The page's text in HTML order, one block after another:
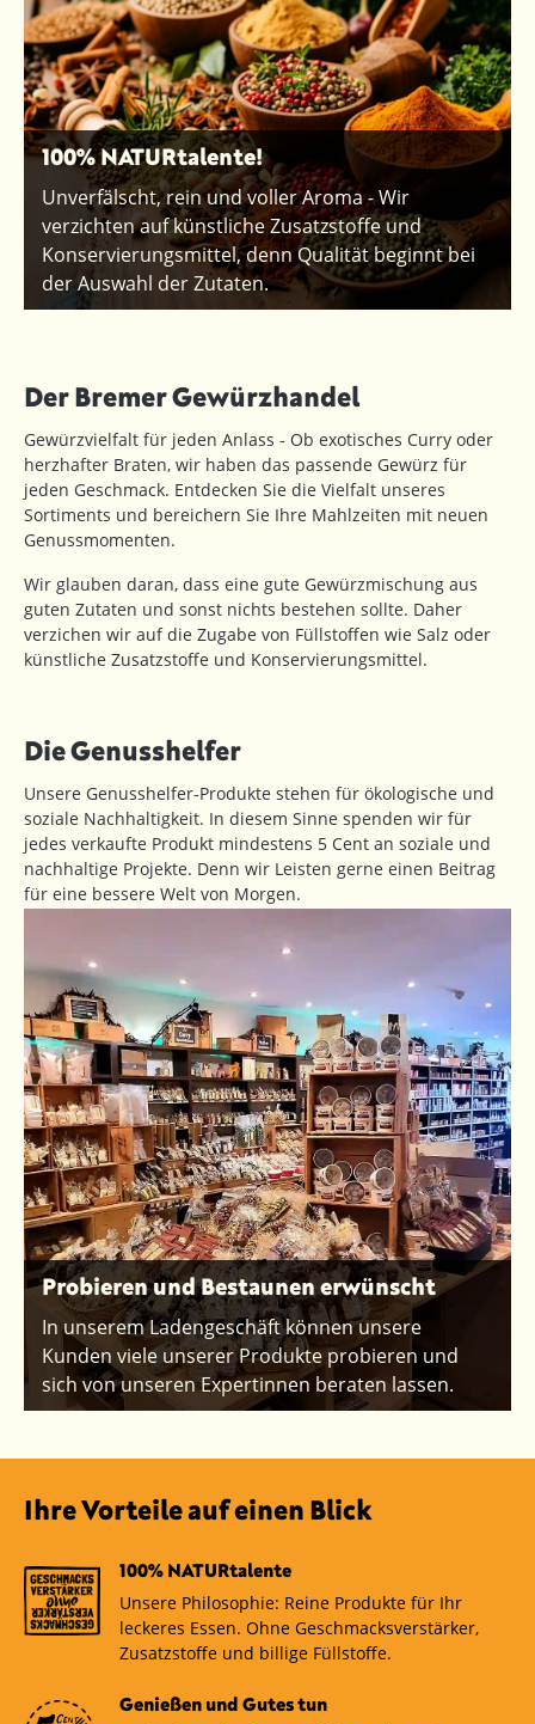
100% NATURtalente!
Unverfälscht, rein und voller Aroma - Wir
verzichten auf künstliche Zusatzstoffe und
Konservierungsmittel, denn Qualität beginnt bei
der Auswahl der Zutaten.
Der Bremer Gewürzhandel
Gewürzvielfalt für jeden Anlass - Ob exotisches Curry oder
herzhafter Braten, wir haben das passende Gewürz für
jeden Geschmack. Entdecken Sie die Vielfalt unseres
Sortiments und bereichern Sie Ihre Mahlzeiten mit neuen
Genussmomenten.
Wir glauben daran, dass eine gute Gewürzmischung aus
guten Zutaten und sonst nichts bestehen sollte. Daher
verzichen wir auf die Zugabe von Füllstoffen wie Salz oder
künstliche Zusatzstoffe und Konservierungsmittel.
Die Genusshelfer
Unsere Genusshelfer-Produkte stehen für ökologische und
soziale Nachhaltigkeit. In diesem Sinne spenden wir für
jedes verkaufte Produkt mindestens 5 Cent an soziale und
nachhaltige Projekte. Denn wir Leisten gerne einen Beitrag
für eine bessere Welt von Morgen.
Probieren und Bestaunen erwünscht
In unserem Ladengeschäft können unsere
Kunden viele unserer Produkte probieren und
sich von unseren Expertinnen beraten lassen.
Ihre Vorteile auf einen Blick
100% NATURtalente
Unsere Philosophie: Reine Produkte für Ihr
leckeres Essen. Ohne Geschmacksverstärker,
Zusatzstoffe und billige Füllstoffe.
Genießen und Gutes tun